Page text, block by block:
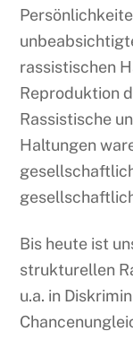
rassistischen
Reproduktion
Rassistische
Haltungen
Bis heute ist
strukturellen
u.a. in